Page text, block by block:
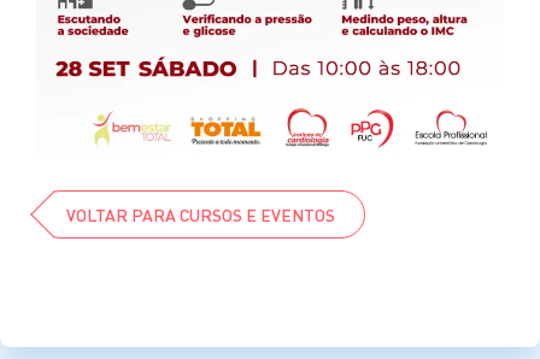
VOLTAR PARA CURSOS E EVENTOS